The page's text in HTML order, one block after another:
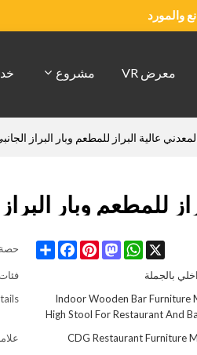
والمورد
معرض VR مشروع
عالية البراز للمطعم وبار البراز
للمطعم وبار
حصة Share
FacebookPinterest
Mastodon
WhatsApp X
بالجملة
Indoor Wooden Bar Furniture
High Stool For Restaurant And
CDG Restaurant Furniture